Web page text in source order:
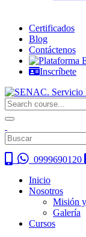
Certificados
Blog
Contáctenos
Inscríbete
0999690120
Inicio
Nosotros
Misión
Galería
Cursos